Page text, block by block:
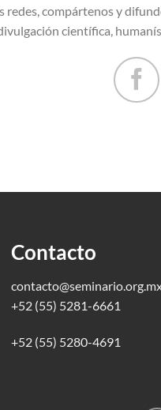
redes, compártenos y
científica,
Contacto
+52 (55) 5281-6661
+52 (55) 5280-4691